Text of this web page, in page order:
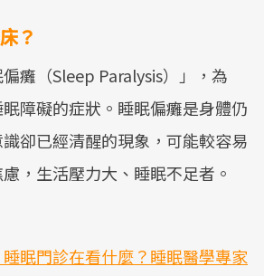
？
癱（Sleep Paralysis）」，為
眠障礙的症狀。睡眠偏癱是身體仍
卻已經清醒的現象，可能較容易
，生活壓力大、睡眠不足者。
眠門診在看什麼？睡眠醫學專家